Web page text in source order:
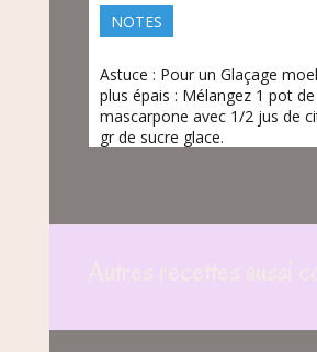
NOTES
Astuce : Pour un Glaçage
plus épais : Mélangez 1 pot de
mascarpone avec 1/2 jus de
gr de sucre glace.